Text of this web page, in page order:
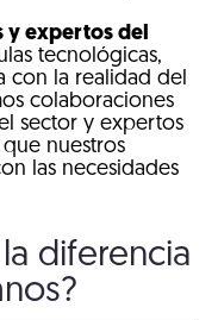
y expertos del
tecnológicas,
con la realidad del
colaboraciones
sector y expertos
nuestros
las necesidades
diferencia